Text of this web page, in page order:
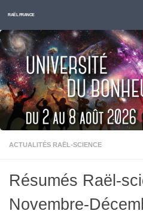
Skip to content
RAËL FRANCE
ACTUALITÉS RAËL-SCIENCE
Résumés Raël-
Novembre-